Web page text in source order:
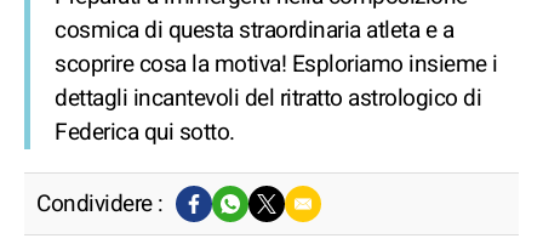
cosmica di questa straordinaria atleta e a
scoprire cosa la motiva! Esploriamo insieme i
dettagli incantevoli del ritratto astrologico di
Federica qui sotto.
Condividere :